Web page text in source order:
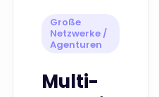
Große
Netzwerke /
Agenturen
Multi-